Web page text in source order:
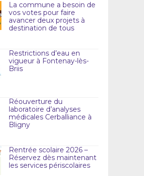
La commune a besoin de
vos votes pour faire
avancer deux projets à
destination de tous
Restrictions d’eau en
vigueur à Fontenay-lès-
Briis
Réouverture du
laboratoire d’analyses
médicales Cerballiance à
Bligny
Rentrée scolaire 2026 –
Réservez dès maintenant
les services périscolaires